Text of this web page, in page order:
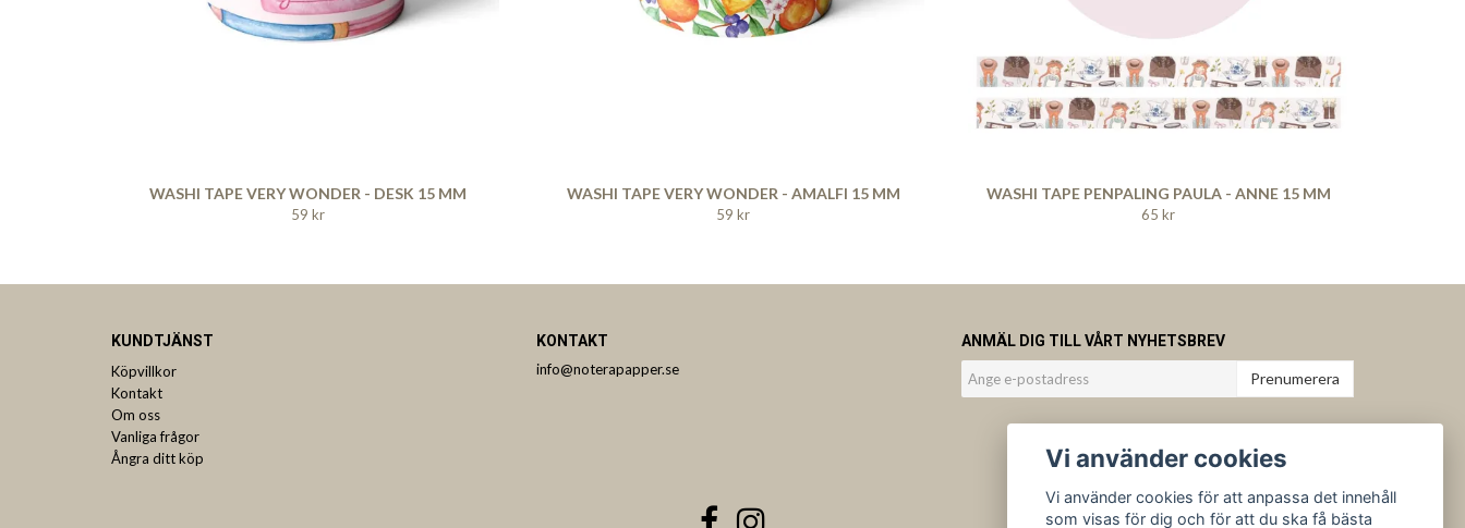
WASHI TAPE VERY WONDER - DESK 15 MM
59 kr
WASHI TAPE VERY WONDER - AMALFI 15 MM
59 kr
WASHI TAPE PENPALING PAULA - ANNE 15 MM
65 kr
KUNDTJÄNST
Köpvillkor
Kontakt
Om oss
Vanliga frågor
Ångra ditt köp
KONTAKT
info@noterapapper.se
ANMÄL DIG TILL VÅRT NYHETSBREV
Prenumerera
Vi använder cookies
Vi använder cookies för att anpassa det innehåll
som visas för dig och för att du ska få bästa